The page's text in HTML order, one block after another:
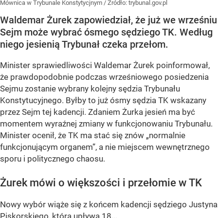
Mównica w Trybunale Konstytycjnym / Źródło: trybunal.gov.pl
Waldemar Żurek zapowiedział, że już we wrześniu
Sejm może wybrać ósmego sędziego TK. Według
niego jesienią Trybunał czeka przełom.
Minister sprawiedliwości Waldemar Żurek poinformował,
że prawdopodobnie podczas wrześniowego posiedzenia
Sejmu zostanie wybrany kolejny sędzia Trybunału
Konstytucyjnego. Byłby to już ósmy sędzia TK wskazany
przez Sejm tej kadencji. Zdaniem Żurka jesień ma być
momentem wyraźnej zmiany w funkcjonowaniu Trybunału.
Minister ocenił, że TK ma stać się znów „normalnie
funkcjonującym organem”, a nie miejscem wewnętrznego
sporu i politycznego chaosu.
Żurek mówi o większości i przełomie w TK
Nowy wybór wiąże się z końcem kadencji sędziego Justyna
Piskorskiego, która upływa 18...